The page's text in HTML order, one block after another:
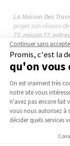
La Maison Des
projet son réseau
77, maçon 77,
générale 77,
CONTACTEZ-
Continuer sans
Promis, c'est la
qu'on vous
Plateforme
On est vraiment très
notre site vous
n'avez pas encore fait
vous nous autorisez à
décider quels services